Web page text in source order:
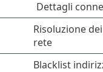
Dettagli
Risoluzione
rete
Blacklist